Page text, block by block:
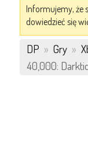
Informujemy, że
dowiedzieć się
DP » Gry »
40,000: